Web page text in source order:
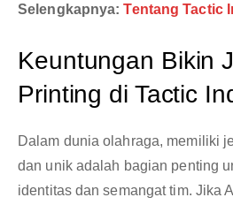
Selengkapnya: Tentang Tactic
Keuntungan Bikin
Printing di Tactic
Dalam dunia olahraga, memiliki
dan unik adalah bagian penting
identitas dan semangat tim. Jika